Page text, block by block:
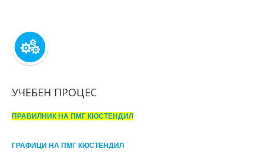
УЧЕБЕН ПРОЦЕС
ПРАВИЛНИК НА ПМГ КЮСТЕНДИЛ
ГРАФИЦИ НА ПМГ КЮСТЕНДИЛ